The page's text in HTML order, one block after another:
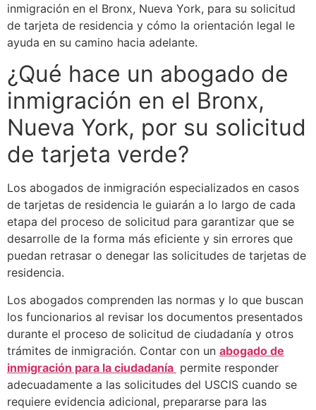
inmigración en el Bronx, Nueva York, para su solicitud
de tarjeta de residencia y cómo la orientación legal le
ayuda en su camino hacia adelante.
¿Qué hace un abogado de
inmigración en el Bronx,
Nueva York, por su solicitud
de tarjeta verde?
Los abogados de inmigración especializados en casos
de tarjetas de residencia le guiarán a lo largo de cada
etapa del proceso de solicitud para garantizar que se
desarrolle de la forma más eficiente y sin errores que
puedan retrasar o denegar las solicitudes de tarjetas de
residencia.
Los abogados comprenden las normas y lo que buscan
los funcionarios al revisar los documentos presentados
durante el proceso de solicitud de ciudadanía y otros
trámites de inmigración. Contar con un abogado de
inmigración para la ciudadanía permite responder
adecuadamente a las solicitudes del USCIS cuando se
requiere evidencia adicional, prepararse para las